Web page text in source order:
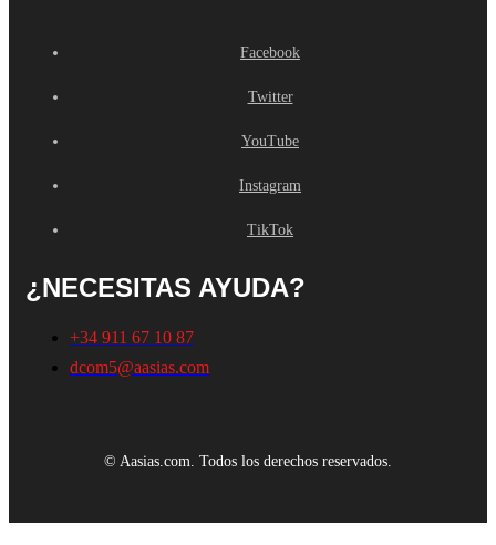
Facebook
Twitter
YouTube
Instagram
TikTok
¿NECESITAS AYUDA?
+34 911 67 10 87
dcom5@aasias.com
© Aasias.com. Todos los derechos reservados.